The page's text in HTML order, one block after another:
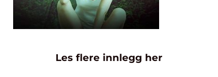
Les flere innlegg her